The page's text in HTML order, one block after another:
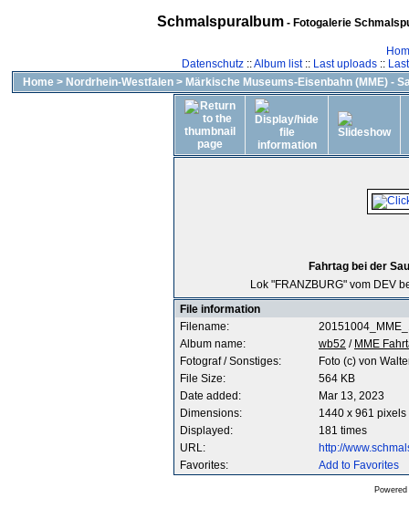
Schmalspuralbum- Fotogalerie
Datenschutz::Album list:: Last uploads::
Home > Nordrhein-Westfalen > Märkische Museums-Eisenbahn (MME) -
Fahrtag bei der
Lok "FRANZBURG" vom DEV
File information
Filename:
Album name:
wb52 / MME
Fotograf / Sonstiges:
Foto (c) von
File Size:
564 KB
Date added:
Mar 13, 2023
Dimensions:
1440 x 961 pixels
Displayed:
181 times
URL:
http://
Favorites:
Add to Favorites